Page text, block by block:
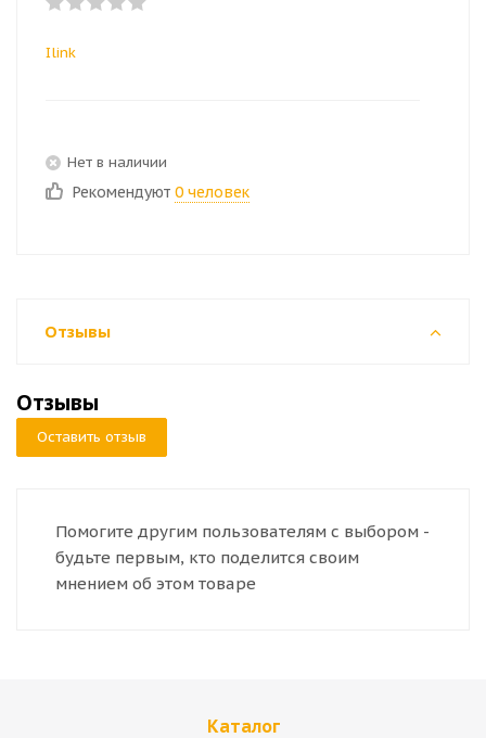
Ilink
Нет в наличии
Рекомендуют 0 человек
Отзывы
Отзывы
Оставить отзыв
Помогите другим пользователям с выбором -
будьте первым, кто поделится своим
мнением об этом товаре
Каталог